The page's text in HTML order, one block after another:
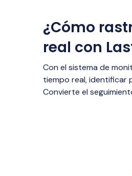
¿Cómo
real con
Con el sistema de
tiempo real, identificar
Convierte el